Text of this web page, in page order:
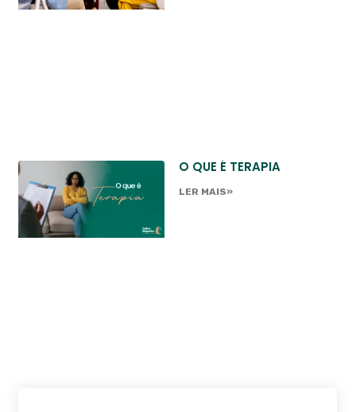
O QUE É TERAPIA
LER MAIS»